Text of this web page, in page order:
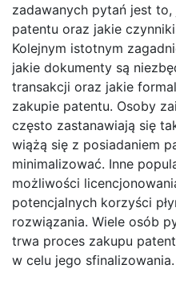
zadawanych pytań jest
patentu oraz jakie
Kolejnym istotnym
jakie dokumenty są
transakcji oraz jakie
zakupie patentu. Osoby
często zastanawiają się
wiążą się z posiadaniem
minimalizować. Inne
możliwości
potencjalnych korzyści
rozwiązania. Wiele osób
trwa proces zakupu
w celu jego sfinalizowania.